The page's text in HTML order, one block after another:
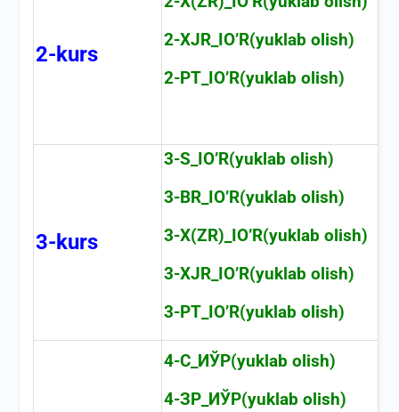
2-kurs
2-XJR_IO’R(yuklab olish)
2-PT_IO’R(yuklab olish)
3-kurs
3-S_IO’R(yuklab olish)
3-BR_IO’R(yuklab olish)
3-X(ZR)_IO’R(yuklab olish)
3-XJR_IO’R(yuklab olish)
3-PT_IO’R(yuklab olish)
4-С_ИЎР(yuklab olish)
4-ЗР_ИЎР(yuklab olish)